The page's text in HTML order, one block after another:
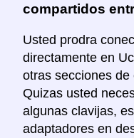
compartidos
Usted prodra
directamente en
otras secciones
Quizas usted
algunas clavijas,
adaptadores en